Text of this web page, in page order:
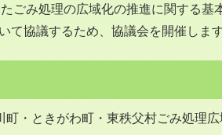
ごみ処理の広域化の推進に関する基
協議するため、協議会を開催します
・ときがわ町・東秩父村ごみ処理